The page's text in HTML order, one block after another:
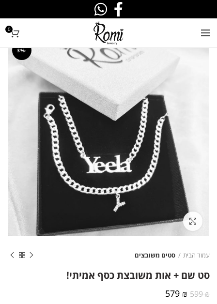
0
-3%
לחצו להגדלה
עמוד הבית סטים משובצים
סט שם + אות משובצת כסף אמיתי!
599₪
המחיר
579 ₪